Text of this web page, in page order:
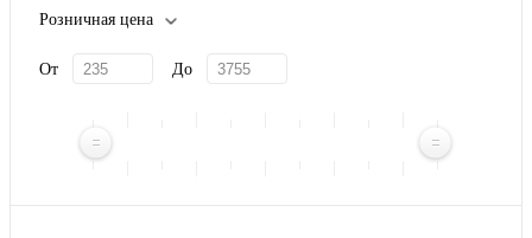
Розничная цена
От До